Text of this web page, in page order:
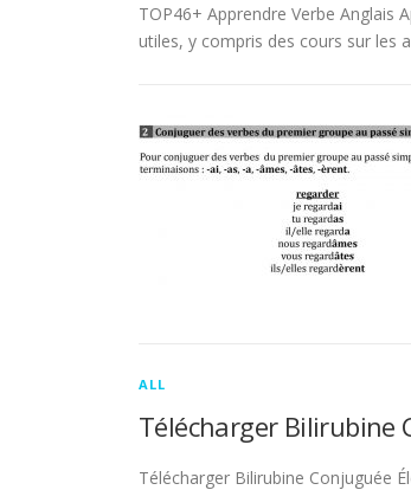
TOP46+ Apprendre Verbe Anglais
utiles, y compris des cours sur les
ALL
Télécharger Bilirubine
Télécharger Bilirubine Conjuguée